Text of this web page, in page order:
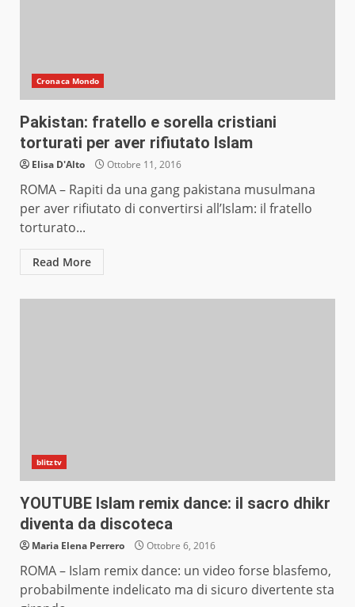
Cronaca Mondo
Pakistan: fratello e sorella cristiani
torturati per aver rifiutato Islam
Elisa D'Alto Ottobre 11, 2016
ROMA – Rapiti da una gang pakistana musulmana
per aver rifiutato di convertirsi all’Islam: il fratello
torturato...
Read More
blitztv
YOUTUBE Islam remix dance: il sacro dhikr
diventa da discoteca
Maria Elena Perrero Ottobre 6, 2016
ROMA – Islam remix dance: un video forse blasfemo,
probabilmente indelicato ma di sicuro divertente sta